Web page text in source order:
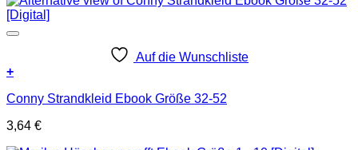
Auf die Wunschliste
+
Conny Strandkleid Ebook Größe 32-52
3,64 €